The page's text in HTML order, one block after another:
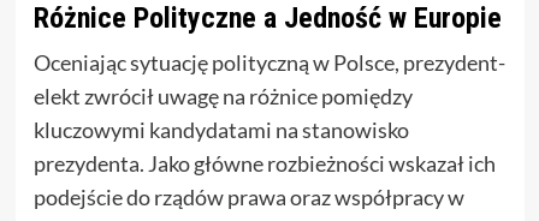
Różnice Polityczne a Jedność w Europie
Oceniając sytuację polityczną w Polsce, prezydent-
elekt zwrócił uwagę na różnice pomiędzy
kluczowymi kandydatami na stanowisko
prezydenta. Jako główne rozbieżności wskazał ich
podejście do rządów prawa oraz współpracy w